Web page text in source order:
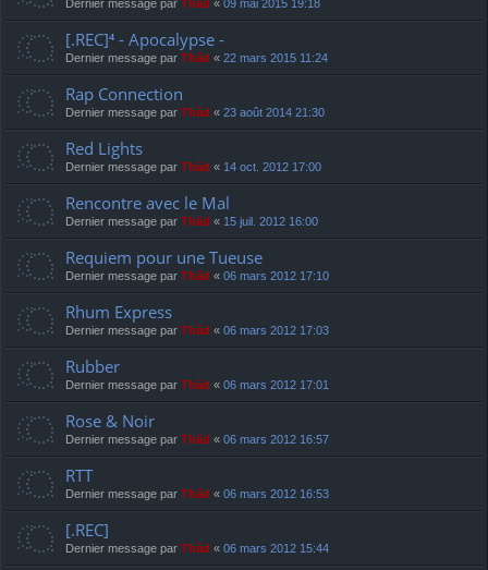
Dernier message par Thãd « 09 mai 2015 19:18
[.REC]⁴ - Apocalypse -
Dernier message par Thãd « 22 mars 2015 11:24
Rap Connection
Dernier message par Thãd « 23 août 2014 21:30
Red Lights
Dernier message par Thãd « 14 oct. 2012 17:00
Rencontre avec le Mal
Dernier message par Thãd « 15 juil. 2012 16:00
Requiem pour une Tueuse
Dernier message par Thãd « 06 mars 2012 17:10
Rhum Express
Dernier message par Thãd « 06 mars 2012 17:03
Rubber
Dernier message par Thãd « 06 mars 2012 17:01
Rose & Noir
Dernier message par Thãd « 06 mars 2012 16:57
RTT
Dernier message par Thãd « 06 mars 2012 16:53
[.REC]
Dernier message par Thãd « 06 mars 2012 15:44